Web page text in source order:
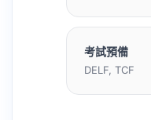
考試預備
DELF, TCF